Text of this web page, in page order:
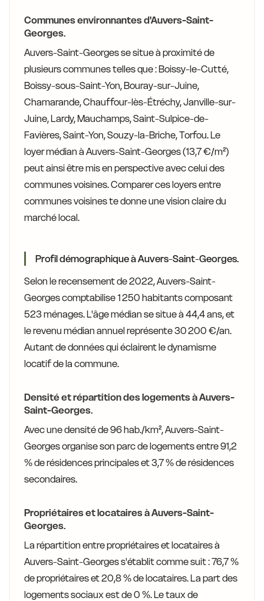
Communes environnantes d'Auvers-Saint-
Georges.
Auvers-Saint-Georges se situe à proximité de
plusieurs communes telles que : Boissy-le-Cutté,
Boissy-sous-Saint-Yon, Bouray-sur-Juine,
Chamarande, Chauffour-lès-Étréchy, Janville-sur-
Juine, Lardy, Mauchamps, Saint-Sulpice-de-
Favières, Saint-Yon, Souzy-la-Briche, Torfou. Le
loyer médian à Auvers-Saint-Georges (13,7 €/m²)
peut ainsi être mis en perspective avec celui des
communes voisines. Comparer ces loyers entre
communes voisines te donne une vision claire du
marché local.
Profil démographique à Auvers-Saint-Georges.
Selon le recensement de 2022, Auvers-Saint-
Georges comptabilise 1 250 habitants composant
523 ménages. L'âge médian se situe à 44,4 ans, et
le revenu médian annuel représente 30 200 €/an.
Autant de données qui éclairent le dynamisme
locatif de la commune.
Densité et répartition des logements à Auvers-
Saint-Georges.
Avec une densité de 96 hab./km², Auvers-Saint-
Georges organise son parc de logements entre 91,2
% de résidences principales et 3,7 % de résidences
secondaires.
Propriétaires et locataires à Auvers-Saint-
Georges.
La répartition entre propriétaires et locataires à
Auvers-Saint-Georges s'établit comme suit : 76,7 %
de propriétaires et 20,8 % de locataires. La part des
logements sociaux est de 0 %. Le taux de